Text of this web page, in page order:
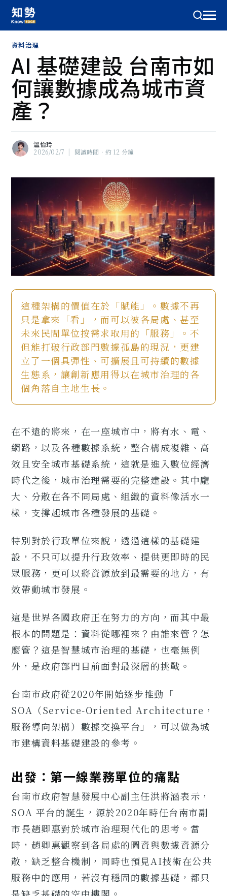
資料治理
AI 基礎建設 台南市如
何讓數據成為城市資
產？
溫怡玲
2026/02/7 | 閱讀時間‧約 12 分鐘
這種架構的價值在於「賦能」。數據不再
只是拿來「看」，而可以被各局處、甚至
未來民間單位按需求取用的「服務」。不
但能打破行政部門數據孤島的現況，更建
立了一個具彈性、可擴展且可持續的數據
生態系，讓創新應用得以在城市治理的各
個角落自主地生長。
在不遠的將來，在一座城市中，將有水、電、
網路，以及各種數據系統，整合構成複雜、高
效且安全城市基礎系統，這就是進入數位經濟
時代之後，城市治理需要的完整建設。其中龐
大、分散在各不同局處、組織的資料像活水一
樣，支撐起城市各種發展的基礎。
特別對於行政單位來說，透過這樣的基礎建
設，不只可以提升行政效率、提供更即時的民
眾服務，更可以將資源放到最需要的地方，有
效帶動城市發展。
這是世界各國政府正在努力的方向，而其中最
根本的問題是：資料從哪裡來？由誰來管？怎
麼管？這是智慧城市治理的基礎，也毫無例
外，是政府部門目前面對最深層的挑戰。
台南市政府從2020年開始逐步推動「
SOA（Service-Oriented Architecture，
服務導向架構）數據交換平台」，可以做為城
市建構資料基礎建設的參考。
出發：第一線業務單位的痛點
台南市政府智慧發展中心副主任洪將涵表示，
SOA 平台的誕生，源於2020年時任台南市副
市長趙卿惠對於城市治理現代化的思考。當
時，趙卿惠觀察到各局處的圖資與數據資源分
散，缺乏整合機制，同時也預見AI技術在公共
服務中的應用，若沒有穩固的數據基礎，都只